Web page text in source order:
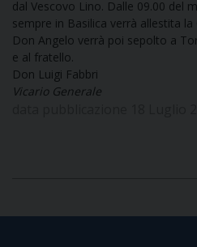
dal Vescovo Lino. Dalle 09.00 del
sempre in Basilica verrà allestita la
Don Angelo verrà poi sepolto a
e al fratello.
Don Luigi Fabbri
Vicario Generale